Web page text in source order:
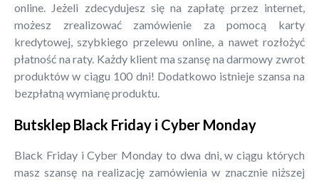
online. Jeżeli zdecydujesz się na zapłatę przez internet,
możesz zrealizować zamówienie za pomocą karty
kredytowej, szybkiego przelewu online, a nawet rozłożyć
płatność na raty. Każdy klient ma szansę na darmowy zwrot
produktów w ciągu 100 dni! Dodatkowo istnieje szansa na
bezpłatną wymianę produktu.
Butsklep Black Friday i Cyber Monday
Black Friday i Cyber Monday to dwa dni, w ciągu których
masz szansę na realizację zamówienia w znacznie niższej